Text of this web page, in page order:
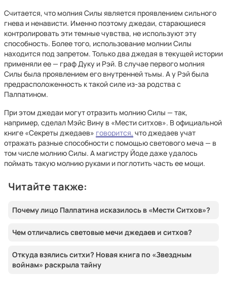
Считается, что молния Силы является проявлением сильного
гнева и ненависти. Именно поэтому джедаи, старающиеся
контролировать эти темные чувства, не используют эту
способность. Более того, использование молнии Силы
находится под запретом. Только два джедая в текущей истории
применяли ее — граф Дуку и Рэй. В случае первого молния
Силы была проявлением его внутренней тьмы. А у Рэй была
предрасположенность к такой силе из-за родства с
Палпатином.
При этом джедаи могут отразить молнию Силы — так,
например, сделал Мэйс Вину в «Мести ситхов». В официальной
книге «Секреты джедаев» говорится, что джедаев учат
отражать разные способности с помощью светового меча — в
том числе молнию Силы. А магистру Йоде даже удалось
поймать такую молнию руками и поглотить часть ее мощи.
Читайте также:
Почему лицо Палпатина исказилось в «Мести Ситхов»?
Чем отличались световые мечи джедаев и ситхов?
Откуда взялись ситхи? Новая книга по «Звездным
войнам» раскрыла тайну